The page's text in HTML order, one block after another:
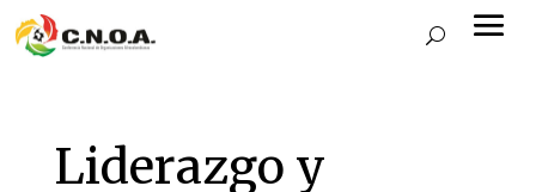
Liderazgo y